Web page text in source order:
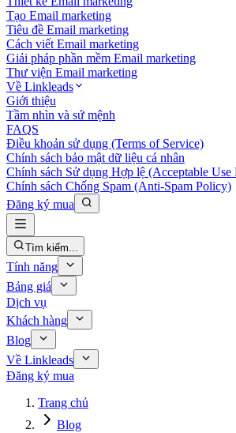
Tạo Email marketing
Tiêu đề Email marketing
Cách viết Email marketing
Giải pháp phần mềm Email marketing
Thư viện Email marketing
Về Linkleads
Giới thiệu
Tầm nhìn và sứ mệnh
FAQS
Điều khoản sử dụng (Terms of Service)
Chính sách bảo mật dữ liệu cá nhân
Chính sách Sử dụng Hợp lệ (Acceptable Use
Chính sách Chống Spam (Anti-Spam Policy)
Đăng ký mua
Tìm kiếm...
Tính năng
Bảng giá
Dịch vụ
Khách hàng
Blog
Về Linkleads
Đăng ký mua
Trang chủ
Blog